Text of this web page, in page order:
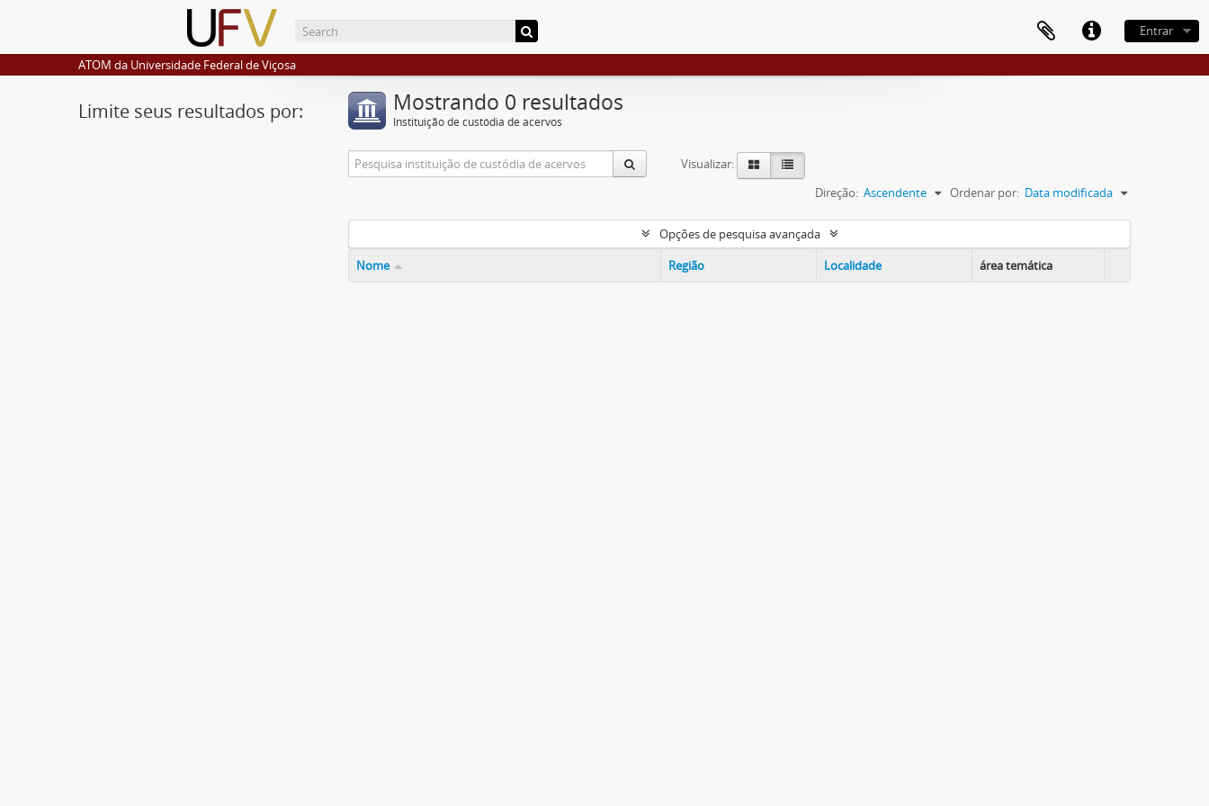
Entrar
ATOM da Universidade Federal de Viçosa
Limite seus resultados por: Mostrando 0 resultados
Instituição de custódia de acervos
Visualizar:
Ordenar por: Data modificada
Direção: Ascendente
Opções de pesquisa avançada
Nome
Região Localidade área temática